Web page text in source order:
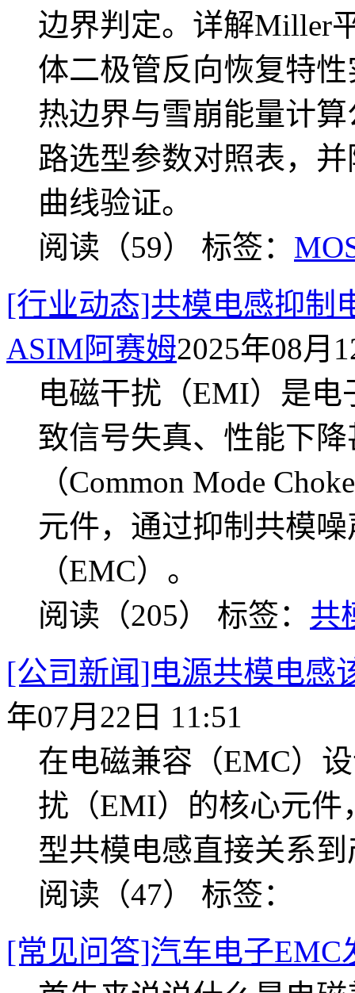
边界判定。详解Miller
体二极管反向恢复特
热边界与雪崩能量计
路选型参数对照表，
曲线验证。
阅读（59） 标签：
[行业动态]共模电感抑制
ASIM阿赛姆2025年08月
电磁干扰（EMI）是
致信号失真、性能下
（Common Mode
元件，通过抑制共模
（EMC）。
阅读（205） 标签： 共
[公司新闻]电源共模电感
年07月22日 11:51
在电磁兼容（EMC）
扰（EMI）的核心元
型共模电感直接关系
阅读（47） 标签：
[常见问答]汽车电子EMC